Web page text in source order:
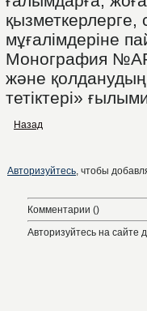
қызметкерлерге,
мұғалімдеріне
Монография
және
тетіктері»
Назад
Авторизуйтесь, чтобы
Комментарии ()
Авторизуйтесь на сайте